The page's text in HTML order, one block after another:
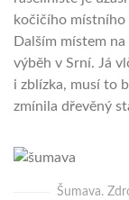
kočičího místního
Dalším místem
výběh v Srní. Já
i zblízka, musí to
zmínila dřevěný
Šumava.